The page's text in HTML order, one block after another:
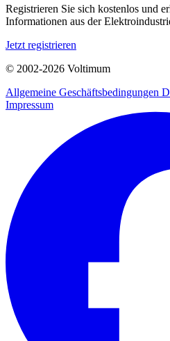
Registrieren Sie sich kostenlos und
Informationen aus der
Jetzt registrieren
© 2002-2026 Voltimum
Allgemeine Geschäftsbedingungen
Impressum